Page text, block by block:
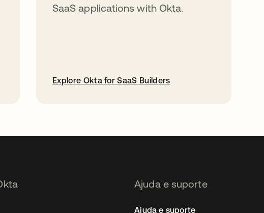
SaaS applications with Okta.
Explore Okta for SaaS Builders
Ajuda e suporte
Ajuda e suporte